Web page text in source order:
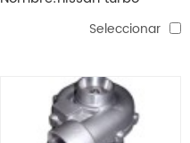
Seleccionar